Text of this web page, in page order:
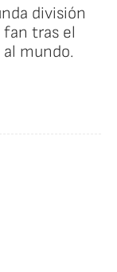
división
tras el
mundo.